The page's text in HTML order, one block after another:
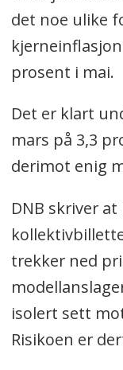
det noe ulike
prosent i mai.
Det er klart
mars på 3,3
derimot enig
DNB skriver
trekker ned
isolert sett
Risikoen er